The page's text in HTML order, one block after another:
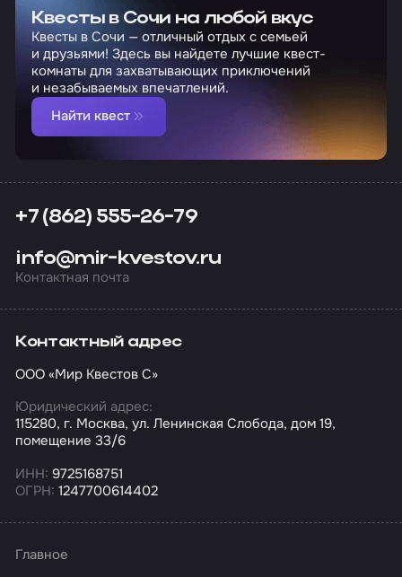
Квесты в Сочи на любой вкус
Квесты в Сочи — отличный отдых с семьей
и друзьями! Здесь вы найдете лучшие квест-
комнаты для захватывающих приключений
и незабываемых впечатлений.
Найти квест
+7 (862) 555-26-79
info@mir-kvestov.ru
Контактная почта
Контактный адрес
ООО «Мир Квестов С»
Юридический адрес:
115280, г. Москва, ул. Ленинская Слобода, дом 19,
помещение 33/6
ИНН: 9725168751
ОГРН: 1247700614402
Главное